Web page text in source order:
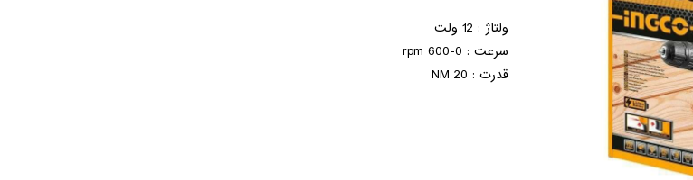
ولتاژ : 12 ولت
سرعت : 0-600 rpm
قدرت : 20 NM